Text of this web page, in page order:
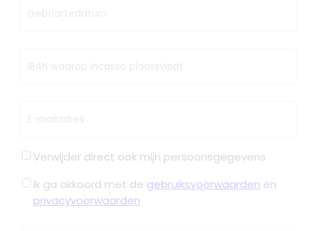
Geboortedatum
IBAN waarop incasso plaatsvindt
E-mailadres
Verwijder direct ook mijn persoonsgegevens
Ik ga akkoord met de gebruiksvoorwaarden en
privacyvoorwaarden